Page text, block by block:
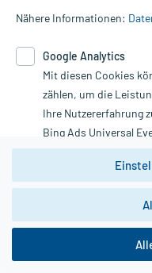
die Untersuchung und
Therapien eingeleitet
Google Analytics. Lesen
unserer
nutzen Sie das Formular:
Vertrag widerrufen
*Hinweise zu unseren
copyright @ 2026 Roland Helle
Nähere Informationen:
Google Analytics
Mit diesen Cookies
zählen, um die
Ihre Nutzererfahrung
Bing Ads Universal
Youtube-Social
Wir weisen darauf
zwingend den
DSGVO genügen
Daten dort
nachvollzogen